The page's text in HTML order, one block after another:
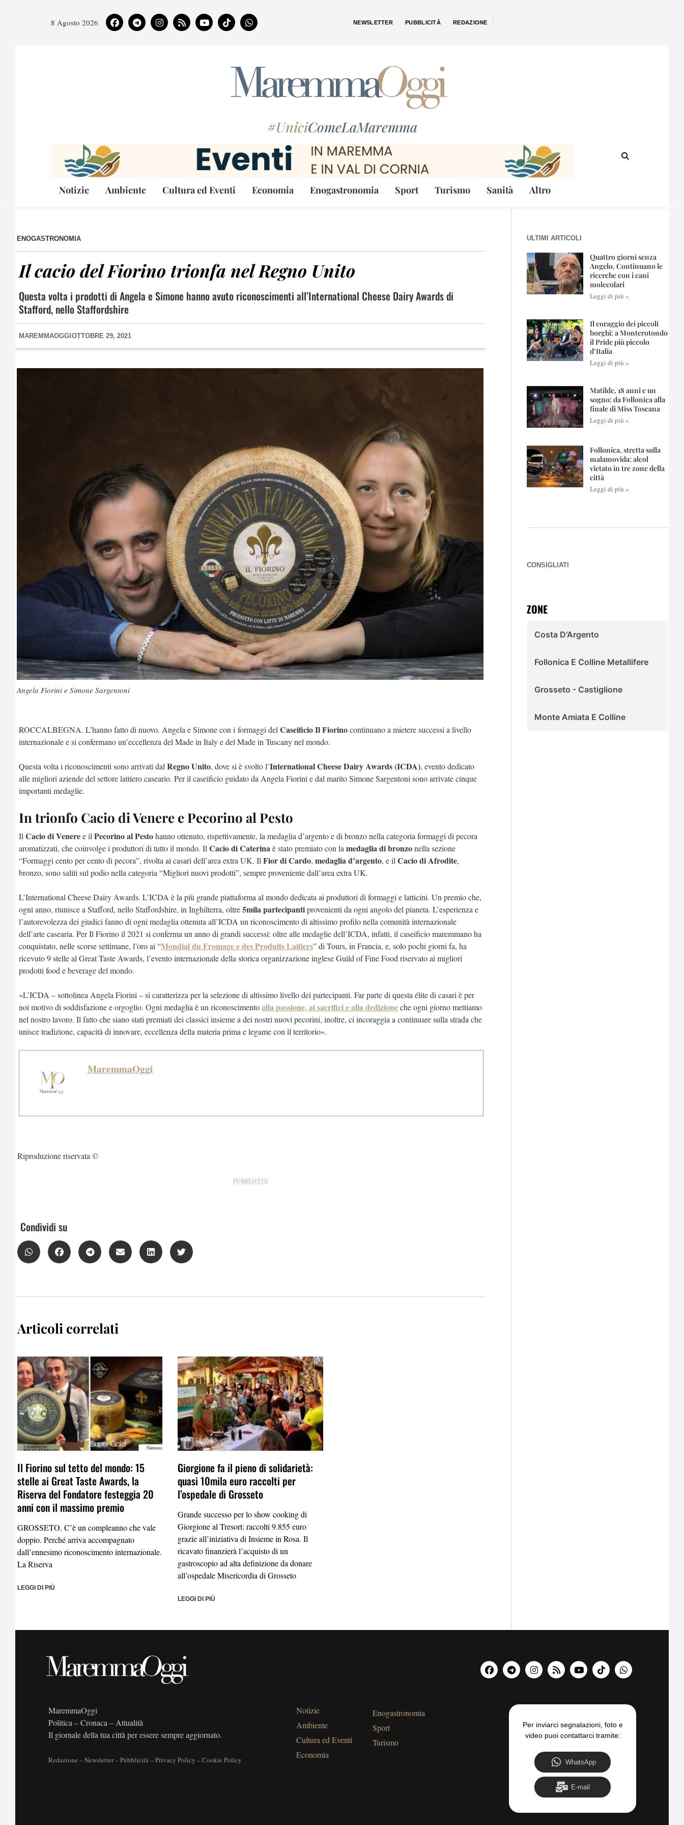
8 Agosto 2026 NEWSLETTER PUBBLICITÀ REDAZIONE
#UniciComeLaMaremma
Notizie Ambiente Cultura ed Eventi Economia Enogastronomia Sport Turismo Sanità Altro
ENOGASTRONOMIA
Il cacio del Fiorino trionfa nel Regno Unito
Questa volta i prodotti di Angela e Simone hanno avuto riconoscimenti all’International Cheese Dairy Awards di
Stafford, nello Staffordshire
MAREMMAOGGI OTTOBRE 29, 2021
Angela Fiorini e Simone Sargentoni
ROCCALBEGNA. L’hanno fatto di nuovo. Angela e Simone con i formaggi del Caseificio Il Fiorinocontinuano a mietere successi a livello
internazionale e si confermano un’eccellenza del Made in Italy e del Made in Tuscany nel mondo.
Questa volta i riconoscimenti sono arrivati dal Regno Unito, dove si è svolto l’International Cheese Dairy Awards (ICDA), evento dedicato
alle migliori aziende del settore lattiero caseario. Per il caseificio guidato da Angela Fiorini e dal marito Simone Sargentoni sono arrivate cinque
importanti medaglie.
In trionfo Cacio di Venere e Pecorino al Pesto
Il Cacio di Veneree il Pecorino al Pestohanno ottenuto, rispettivamente, la medaglia d’argento e di bronzo nella categoria formaggi di pecora
aromatizzati, che coinvolge i produttori di tutto il mondo. Il Cacio di Caterinaè stato premiato con la medaglia di bronzonella sezione
“Formaggi cento per cento di pecora”, rivolta ai casari dell’area extra UK. Il Fior di Cardo, medaglia d’argento, e il Cacio di Afrodite,
bronzo, sono saliti sul podio nella categoria “Migliori nuovi prodotti”, sempre proveniente dall’area extra UK.
L’International Cheese Dairy Awards. L’ICDA è la più grande piattaforma al mondo dedicata ai produttori di formaggi e latticini. Un premio che,
ogni anno, riunisce a Stafford, nello Staffordshire, in Inghilterra, oltre5mila partecipantiprovenienti da ogni angolo del pianeta. L’esperienza e
l’autorevolezza dei giudici fanno di ogni medaglia ottenuta all’ICDA un riconoscimento di altissimo profilo nella comunità internazionale
dell’arte casearia. Per Il Fiorino il 2021 si conferma un anno di grandi successi: oltre alle medaglie dell’ICDA, infatti, il caseificio maremmano ha
conquistato, nelle scorse settimane, l’oro ai “Mondial du Fromage e des Produits Laitiers” di Tours, in Francia, e, solo pochi giorni fa, ha
ricevuto 9 stelle al Great Taste Awards, l’evento internazionale della storica organizzazione inglese Guild of Fine Food riservato ai migliori
prodotti food e beverage del mondo.
«L’ICDA – sottolinea Angela Fiorini – si caratterizza per la selezione di altissimo livello dei partecipanti. Far parte di questa élite di casari è per
noi motivo di soddisfazione e orgoglio. Ogni medaglia è un riconoscimentoalla passione, ai sacrifici e alla dedizioneche ogni giorno mettiamo
nel nostro lavoro. Il fatto che siano stati premiati dei classici insieme a dei nostri nuovi pecorini, inoltre, ci incoraggia a continuare sulla strada che
unisce tradizione, capacità di innovare, eccellenza della materia prima e legame con il territorio».
MaremmaOggi
Riproduzione riservata ©
PUBBLICITÀ
Condividi su
Articoli correlati
Il Fiorino sul tetto del mondo: 15
stelle ai Great Taste Awards, la
Riserva del Fondatore festeggia 20
anni con il massimo premio
GROSSETO. C’è un compleanno che vale
doppio. Perché arriva accompagnato
dall’ennesimo riconoscimento internazionale.
La Riserva
LEGGI DI PIÙ
Giorgione fa il pieno di solidarietà:
quasi 10mila euro raccolti per
l’ospedale di Grosseto
Grande successo per lo show cooking di
Giorgione al Tresort: raccolti 9.855 euro
grazie all’iniziativa di Insieme in Rosa. Il
ricavato finanzierà l’acquisto di un
gastroscopio ad alta definizione da donare
all’ospedale Misericordia di Grosseto
LEGGI DI PIÙ
ULTIMI ARTICOLI
Quattro giorni senza
Angelo. Continuano le
ricerche con i cani
molecolari
Leggi di più »
Il coraggio dei piccoli
borghi: a Monterotondo
il Pride più piccolo
d’Italia
Leggi di più »
Matilde, 18 anni e un
sogno: da Follonica alla
finale di Miss Toscana
Leggi di più »
Follonica, stretta sulla
malamovida: alcol
vietato in tre zone della
città
Leggi di più »
CONSIGLIATI
ZONE
Costa D'Argento
Follonica E Colline Metallifere
Grosseto - Castiglione
Monte Amiata E Colline
MaremmaOggi
Politica – Cronaca – Attualità
Il giornale della tua città per essere sempre aggiornato.
Redazione –Newsletter–Pubblicità–Privacy Policy –Cookie Policy
Notizie
Ambiente
Cultura ed Eventi
Economia
Enogastronomia
Sport
Turismo
Per inviarci segnalazioni, foto e
video puoi contattarci tramite:
WhatsApp
E-mail